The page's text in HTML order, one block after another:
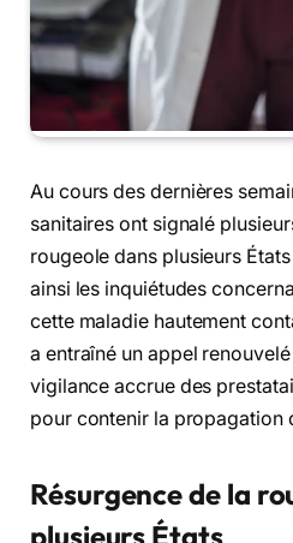
Au cours des dernières
sanitaires ont signalé
rougeole dans plusieurs
ainsi les inquiétudes
cette maladie hautement
a entraîné un appel
vigilance accrue des
pour contenir la propagation
Résurgence de la
plusieurs États